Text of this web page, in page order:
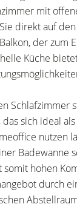
mit
direkt auf
der zum
Küche
Schlafzimmer
sich ideal
nutzen
Badewanne
hohen
durch